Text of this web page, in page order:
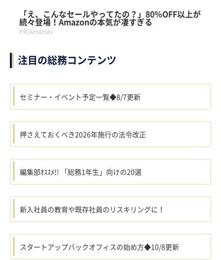
「え、こんなセールやってたの？」80％OFF以上が
続々登場！Amazonの本気が凄すぎる
PR(Amazon)
注目の総務コンテンツ
セミナー・イベント予定一覧◆8/7更新
押さえておくべき2026年施行の法令改正
編集部ｵｽｽﾒ!! 「総務1年生」向けの20選
新入社員の教育や既存社員のリスキリングに！
スタートアップバックオフィスの始め方◆10/8更新